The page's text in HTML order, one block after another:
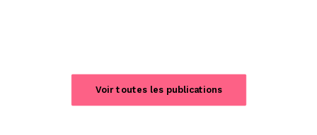
Voir toutes les publications